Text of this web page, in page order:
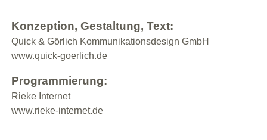
Konzeption, Gestaltung, Text:
Quick & Görlich Kommunikationsdesign GmbH
www.quick-goerlich.de
Programmierung:
Rieke Internet
www.rieke-internet.de